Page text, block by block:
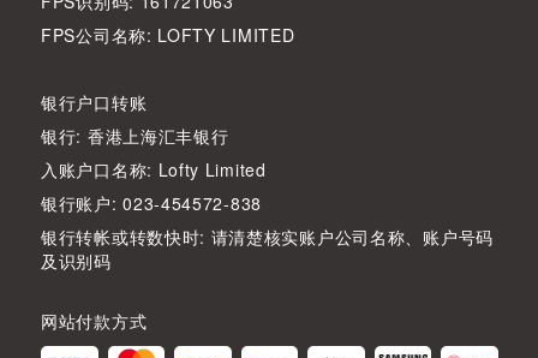
FPS公司名称: LOFTY LIMITED
银行户口转账
银行: 香港上海汇丰银行
入账户口名称: Lofty Limited
银行账户: 023-454572-838
银行转帐或转数快时: 请清楚核实账户公司名称、账户号码
及识别码
网站付款方式